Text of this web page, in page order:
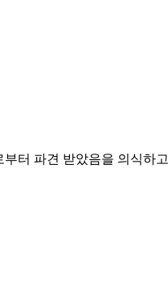
터 파견 받았음을 의식하고